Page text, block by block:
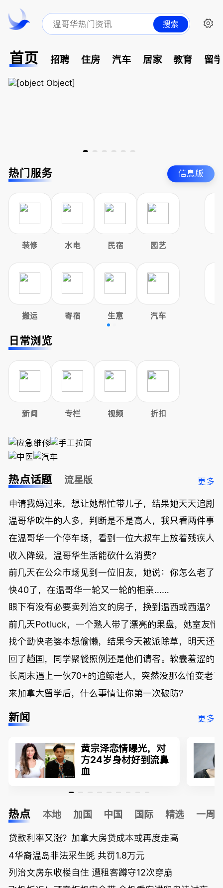
搜索
首页 招聘 住房 汽车 居家 教育 留
热门服务 信息版
装修 水电 民宿 园艺
搬运 寄宿 生意 汽车
日常浏览
新闻 专栏 视频 折扣
热点话题 流星版 更多
申请我妈过来，想让她帮忙带儿子，结果她天天追剧
温哥华吹牛的人多，判断是不是高人，我只看两件事
在温哥华一个停车场，看到一位大叔车上放着残疾人
收入降级，温哥华生活能砍什么消费？
前几天在公众市场见到一位旧友，她说：你怎么老了
快40了，在温哥华一轮又一轮的相亲……
眼下有没有必要卖列治文的房子，换到温西或西温？
前几天Potluck，一个熟人带了漂亮的果盘，她室友悄
找个勤快老婆本想偷懒，结果今天被派除草，明天还
回了趟国，同学聚餐照例还是他们请客。软囊羞涩的
长周末遇上一伙70+的追鲸老人，突然没那么怕变老了
来加拿大留学后，什么事情让你第一次破防？
新闻 更多
黄宗泽恋情曝光，对
方24岁身材好到流鼻
血
热点 本地 加国 中国 国际 精选 一周
贷款利率又涨？加拿大房贷成本或再度走高
4华裔温岛非法采生蚝 共罚1.8万元
列治文房东收楼自住 遭租客蹲守12次穿崩